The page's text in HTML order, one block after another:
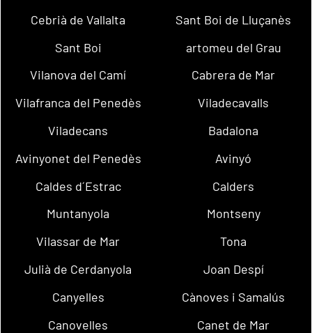
Cebrià de Vallalta
Sant Boi de Lluçanès
Sant Boi
artomeu del Grau
Vilanova del Camí
Cabrera de Mar
Vilafranca del Penedès
Viladecavalls
Viladecans
Badalona
Avinyonet del Penedès
Avinyó
Caldes d´Estrac
Calders
Muntanyola
Montseny
Vilassar de Mar
Tona
Julià de Cerdanyola
Joan Despí
Canyelles
Cànoves i Samalús
Canovelles
Canet de Mar